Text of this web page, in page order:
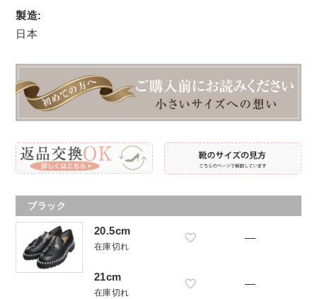
製造:
日本
ブラック
20.5cm
在庫切れ
—
21cm
在庫切れ
—